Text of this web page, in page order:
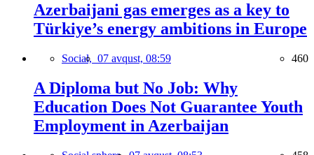
Azerbaijani gas emerges as a key to
Türkiye’s energy ambitions in Europe
Social, 07 avqust, 08:59 460
A Diploma but No Job: Why
Education Does Not Guarantee Youth
Employment in Azerbaijan